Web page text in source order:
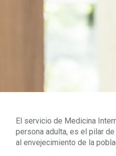
El servicio de Medicina
persona adulta, es el pilar
al envejecimiento de la